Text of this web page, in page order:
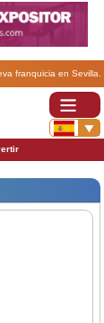
franquicia en Sevilla.